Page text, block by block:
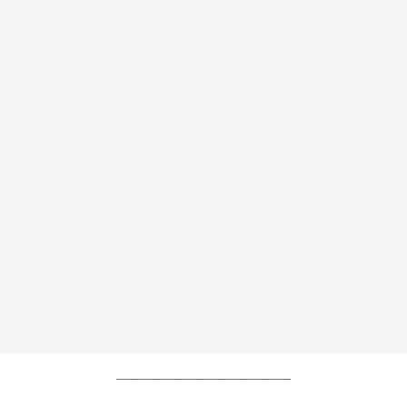
----------------------------------------------------------------